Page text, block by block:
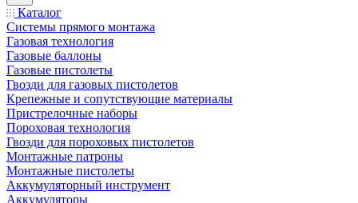
Каталог
Системы прямого монтажа
Газовая технология
Газовые баллоны
Газовые пистолеты
Гвозди для газовых пистолетов
Крепежные и сопутствующие материалы
Пристрелочные наборы
Пороховая технология
Гвозди для пороховых пистолетов
Монтажные патроны
Монтажные пистолеты
Аккумуляторный инструмент
Аккумуляторы